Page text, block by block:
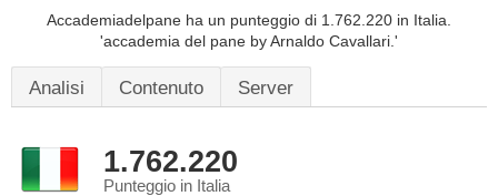
Accademiadelpane ha un punteggio di 1.762.220 in Italia.
'accademia del pane by Arnaldo Cavallari.'
Analisi Contenuto Server
1.762.220
Punteggio in Italia